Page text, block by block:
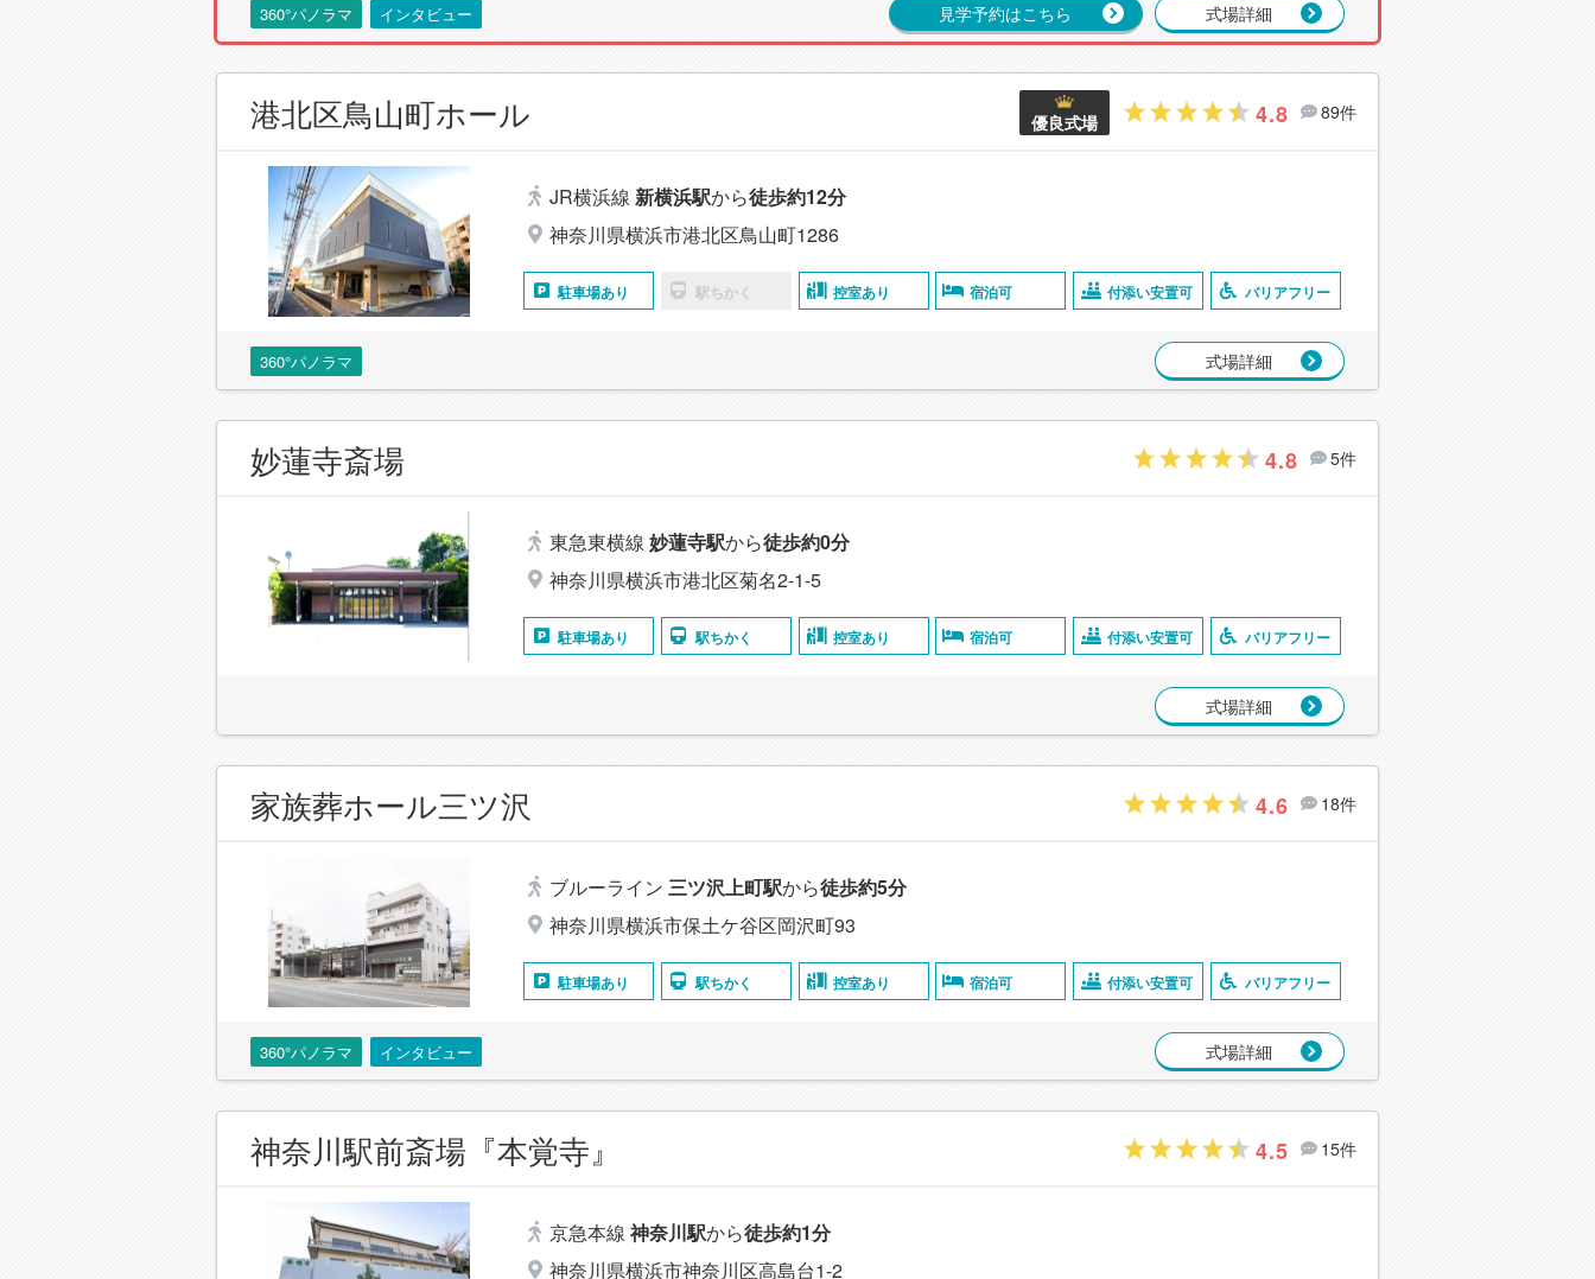
360°パノラマ インタビュー 見学予約はこちら 式場詳細
港北区鳥山町ホール 優良式場 4.8 89件
JR横浜線 新横浜駅から徒歩約12分
神奈川県横浜市港北区鳥山町1286
駐車場あり 駅ちかく 控室あり 宿泊可 付添い安置可 バリアフリー
360°パノラマ 式場詳細
妙蓮寺斎場 4.8 5件
東急東横線 妙蓮寺駅から徒歩約0分
神奈川県横浜市港北区菊名2-1-5
駐車場あり 駅ちかく 控室あり 宿泊可 付添い安置可 バリアフリー
式場詳細
家族葬ホール三ツ沢 4.6 18件
ブルーライン 三ツ沢上町駅から徒歩約5分
神奈川県横浜市保土ケ谷区岡沢町93
駐車場あり 駅ちかく 控室あり 宿泊可 付添い安置可 バリアフリー
360°パノラマ インタビュー 式場詳細
神奈川駅前斎場『本覚寺』 4.5 15件
京急本線 神奈川駅から徒歩約1分
神奈川県横浜市神奈川区高島台1-2